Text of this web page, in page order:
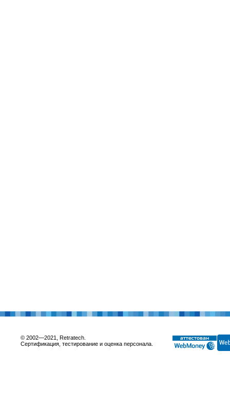
© 2002—2021, Retratech.
Сертификация, тестирование и оценка персонала.